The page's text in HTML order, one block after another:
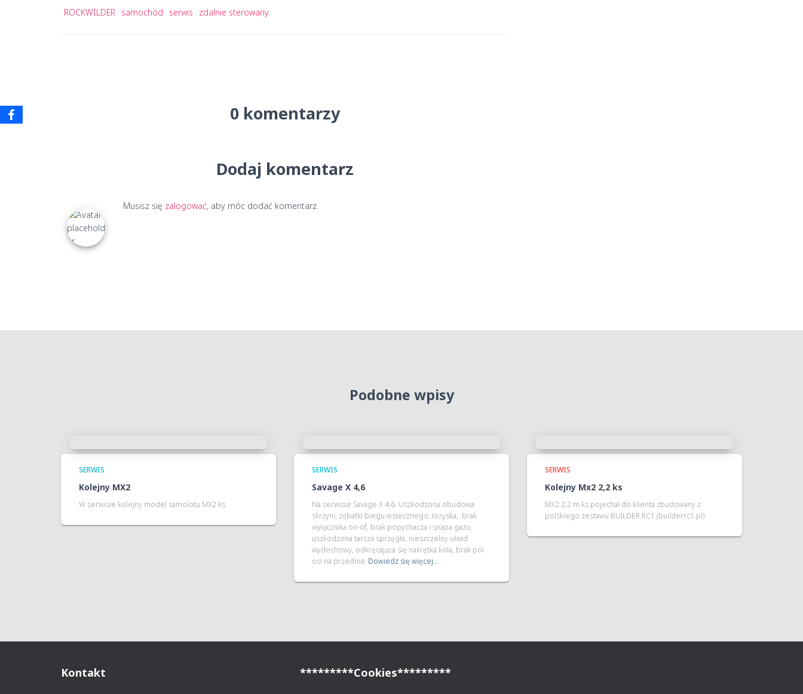
ROCKWILDER samochód serwis zdalnie sterowany
0 komentarzy
Dodaj komentarz
Musisz się zalogować, aby móc dodać komentarz.
Podobne wpisy
SERWIS
Kolejny MX2
W serwisie kolejny model samolotu MX2 ks
SERWIS
Savage X 4,6
Na serwisie Savage X 4,6. Uszkodzona obudowa
skrzyni, zębatki biegu wstecznego, łożyska, brak
wyłącznika on-of, brak popychacza i snapa gazu,
uszkodzona tarcza sprzęgła, nieszczelny układ
wydechowy, odkręcająca się nakrętka koła, brak pół
osi na przednie Dowiedz się więcej…
SERWIS
Kolejny Mx2 2,2 ks
MX2 2,2 m ks pojechał do klienta zbudowany z
polskiego zestawu BUILDER.RC1 (builderrc1.pl)
Kontakt *********Cookies*********